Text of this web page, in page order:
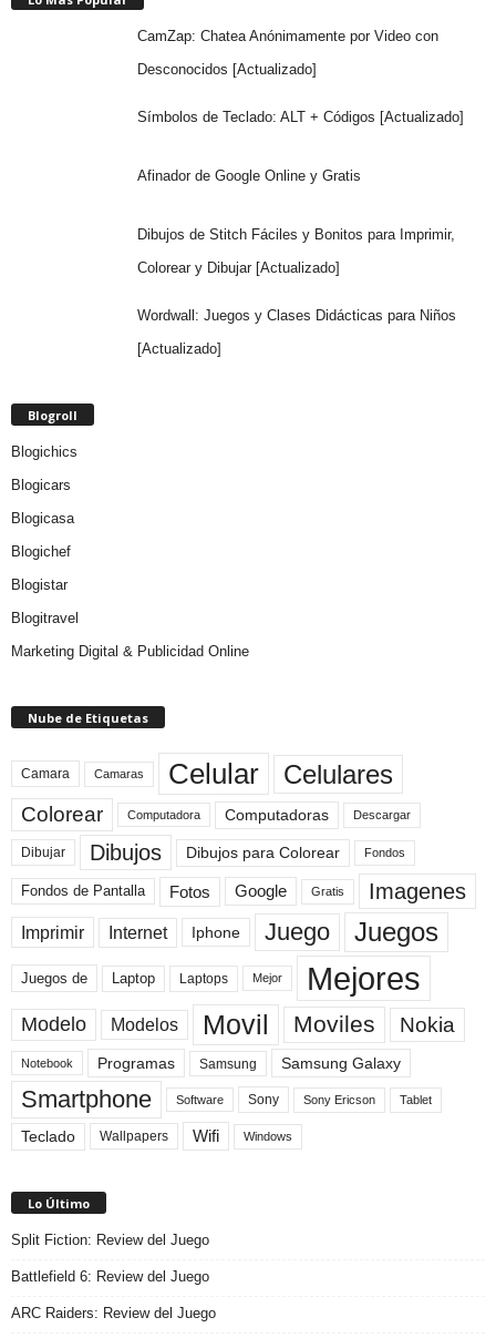
CamZap: Chatea Anónimamente por Video con
Desconocidos [Actualizado]
Símbolos de Teclado: ALT + Códigos [Actualizado]
Afinador de Google Online y Gratis
Dibujos de Stitch Fáciles y Bonitos para Imprimir,
Colorear y Dibujar [Actualizado]
Wordwall: Juegos y Clases Didácticas para Niños
[Actualizado]
Blogroll
Blogichics
Blogicars
Blogicasa
Blogichef
Blogistar
Blogitravel
Marketing Digital & Publicidad Online
Nube de Etiquetas
Camara Camaras Celular Celulares
Colorear Computadora Computadoras Descargar
Dibujar Dibujos Dibujos para Colorear Fondos
Fondos de Pantalla Fotos Google Gratis Imagenes
Imprimir Internet Iphone Juego Juegos
Juegos de Laptop Laptops Mejor Mejores
Modelo Modelos Movil Moviles Nokia
Notebook Programas Samsung Samsung Galaxy
Smartphone Software Sony Sony Ericson Tablet
Teclado Wallpapers Wifi Windows
Lo Último
Split Fiction: Review del Juego
Battlefield 6: Review del Juego
ARC Raiders: Review del Juego